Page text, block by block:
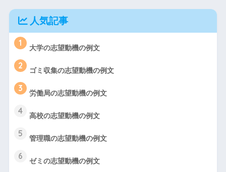
人気記事
1 大学の志望動機の例文
2 ゴミ収集の志望動機の例文
3 労働局の志望動機の例文
4 高校の志望動機の例文
5 管理職の志望動機の例文
6 ゼミの志望動機の例文